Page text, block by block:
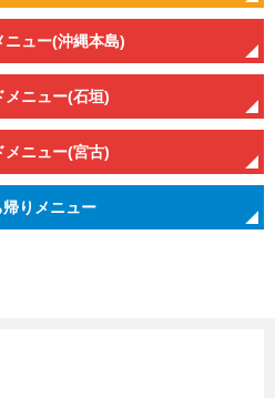
ニュー(沖縄本島)
メニュー(石垣)
メニュー(宮古)
帰りメニュー